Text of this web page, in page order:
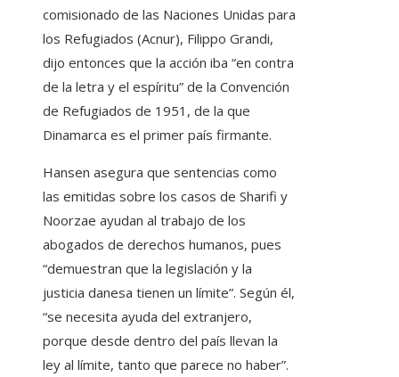
comisionado de las Naciones Unidas para
los Refugiados (Acnur), Filippo Grandi,
dijo entonces que la acción iba “en contra
de la letra y el espíritu” de la Convención
de Refugiados de 1951, de la que
Dinamarca es el primer país firmante.
Hansen asegura que sentencias como
las emitidas sobre los casos de Sharifi y
Noorzae ayudan al trabajo de los
abogados de derechos humanos, pues
“demuestran que la legislación y la
justicia danesa tienen un límite”. Según él,
“se necesita ayuda del extranjero,
porque desde dentro del país llevan la
ley al límite, tanto que parece no haber”.